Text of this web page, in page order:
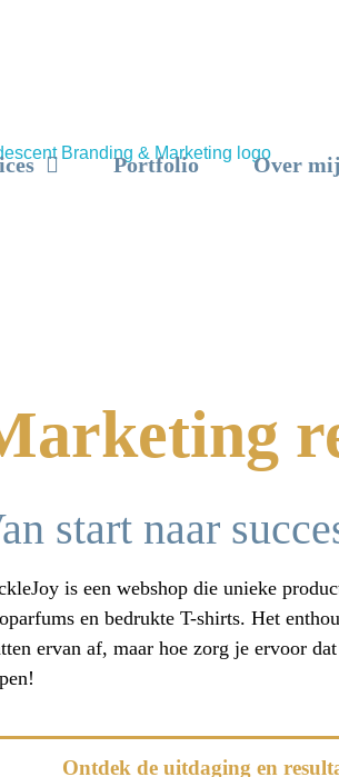
Portfolio Over mij
start naar
is een webshop die unieke
en bedrukte T-shirts. Het
ervan af, maar hoe zorg je ervoor
Ontdek de uitdaging en